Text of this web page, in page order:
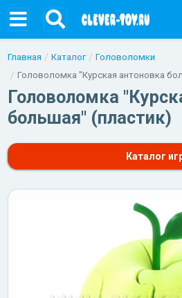
Главная Каталог
Головоломки
Головоломка "Курская антоновка
Головоломка
большая" (пластик)
Каталог